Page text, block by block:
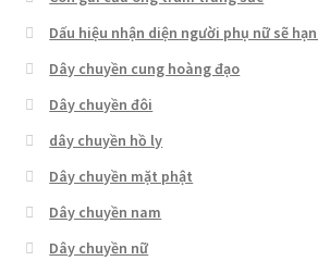
Dấu hiệu nhận diện người phụ nữ sẽ
Dây chuyền cung hoàng đạo
Dây chuyền đôi
dây chuyền hồ ly
Dây chuyền mặt phật
Dây chuyền nam
Dây chuyền nữ